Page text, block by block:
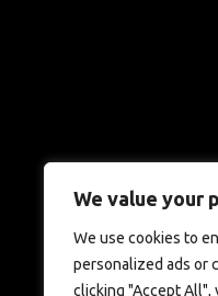
We value your
We use cookies to
personalized ads or
clicking "Accept All",